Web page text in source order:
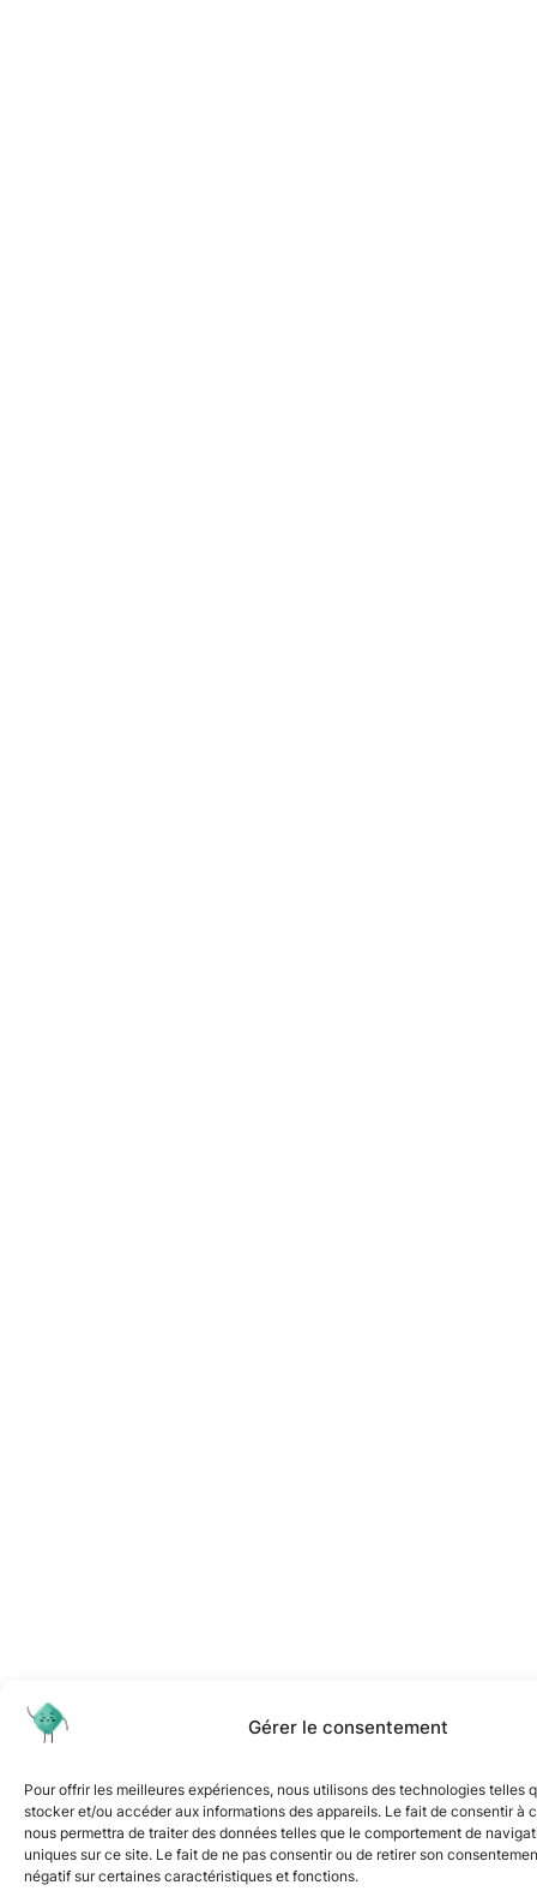
Gérer le consentement
Pour offrir les meilleures expériences, nous utilisons des technologies telles
stocker et/ou accéder aux informations des appareils. Le fait de consentir à
nous permettra de traiter des données telles que le comportement de
uniques sur ce site. Le fait de ne pas consentir ou de retirer son
négatif sur certaines caractéristiques et fonctions.